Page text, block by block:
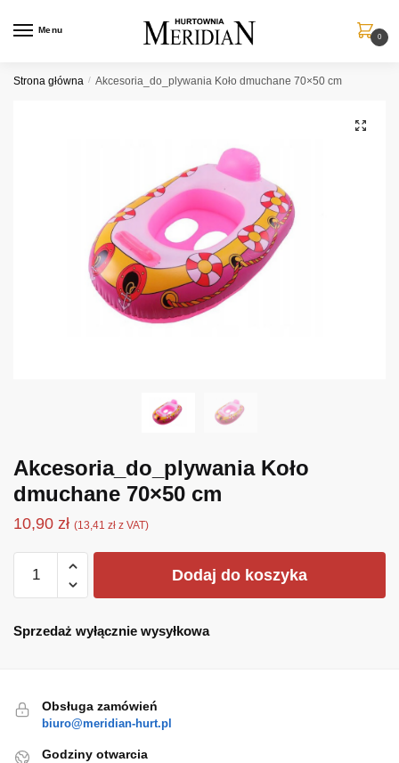
Menu
0
Strona główna / Akcesoria_do_plywania Koło dmuchane 70×50 cm
Akcesoria_do_plywania Koło
dmuchane 70×50 cm
10,90 zł (13,41 zł z VAT)
Akcesoria_do_plywania
dmuchane
Dodaj do koszyka
Sprzedaż wyłącznie wysyłkowa
Obsługa zamówień
biuro@meridian-hurt.pl
Godziny otwarcia